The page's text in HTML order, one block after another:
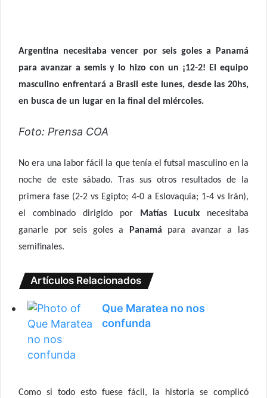
o
o
e A
p a
Argentina necesitaba vencer por seis goles a Panamá
para avanzar a semis y lo hizo con un ¡12-2! El equipo
masculino enfrentará a Brasil este lunes, desde las 20hs,
en busca de un lugar en la final del miércoles.
Foto: Prensa COA
No era una labor fácil la que tenía el futsal masculino en la
noche de este sábado. Tras sus otros resultados de la
primera fase (2-2 vs Egipto; 4-0 a Eslovaquia; 1-4 vs Irán),
el combinado dirigido por
Matías Lucuix necesitaba
ganarle por seis goles a
Panamá para avanzar a las
semifinales.
Artículos Relacionados
Que Maratea no nos
confunda
Como si todo esto fuese fácil, la historia se complicó